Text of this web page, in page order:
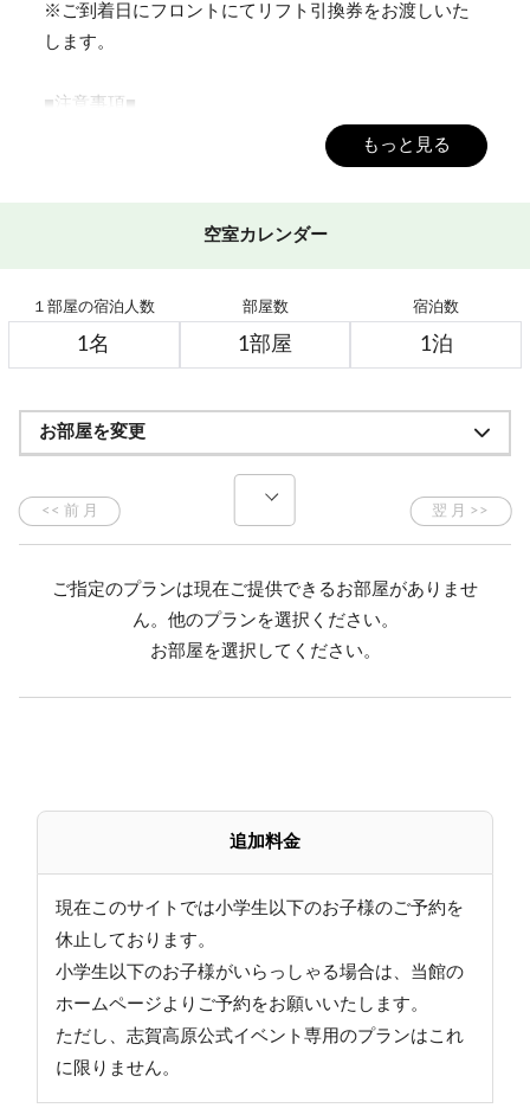
※ご到着日にフロントにてリフト引換券をお渡しいた
します。
■注意事項■
・当プランはご宿泊者全員が60歳以上である場合のみ
ださい。
・ご到着後、フロントでのプラン変更は出来かねま
・天候の状況や整備の為リフト運休の場合がございま
す。
・悪天候により全リフトが運休せざるを得ない状況が
継続された場合は
・シーズン初め、終わりには積雪がない場合がござい
この場合、通常のスタンダードプランに振り替えさ
2泊目以降の予約時の通信欄に こちらの予約がある旨
≪ご夕食≫
●スタンダード～翡翠hisui～
当館自慢の料理長が腕をふるう、信州の味覚、
旬の食材を使用した四季折々のお料理ご用意します。
≪ご朝食≫
もっと見る
空室カレンダー
１部屋の宿泊人数 部屋数 宿泊数
お部屋を変更
ご指定のプランは現在ご提供できるお部屋がありませ
ん。他のプランを選択ください。
お部屋を選択してください。
追加料金
現在このサイトでは小学生以下のお子様のご予約を
休止しております。
小学生以下のお子様がいらっしゃる場合は、当館の
ホームページよりご予約をお願いいたします。
ただし、志賀高原公式イベント専用のプランはこれ
に限りません。